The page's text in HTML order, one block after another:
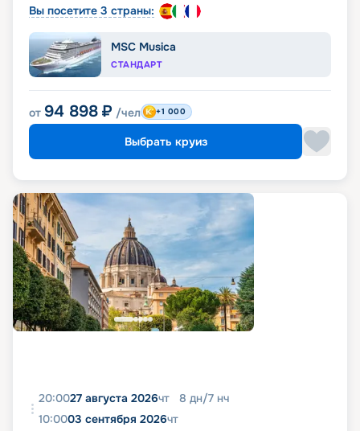
Вы посетите 3 страны:
MSC Musica
СТАНДАРТ
от 94 898 ₽ /чел +1 000
Выбрать круиз
20:0027 августа 2026чт 8 дн/7 нч
10:0003 сентября 2026чт